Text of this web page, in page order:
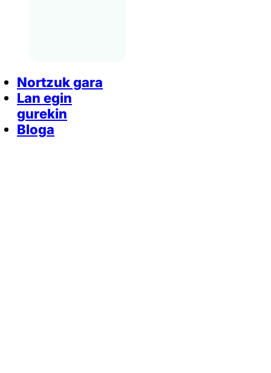
Nortzuk gara
Lan egin
gurekin
Bloga